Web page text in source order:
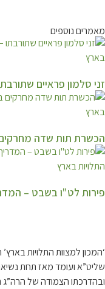
מאמרים נוספים
זני סלמון פראיים
הכשרת תות שדה מחרקים ב-6 שלבים
פירות לט"ו בשבט –
‘המכון למצוות התלויות
שליט”א ועומד מאז תחת
ובהדרכתו הצמודה של